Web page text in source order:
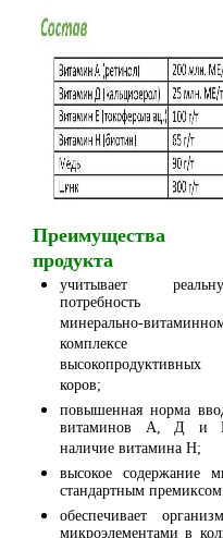
Преимущества
продукта
учитывает
потребность
минерально-
комплексе
высокопродуктивных
коров;
повышенная норма
витаминов А, Д и
наличие витамина Н;
высокое содержание
стандартным
обеспечивает